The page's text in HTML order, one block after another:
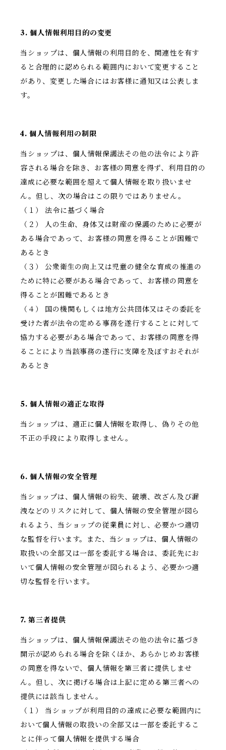
3. 個人情報利用目的の変更
当ショップは、個人情報の利用目的を、関連性を有す
ると合理的に認められる範囲内において変更すること
があり、変更した場合にはお客様に通知又は公表しま
す。
4. 個人情報利用の制限
当ショップは、個人情報保護法その他の法令により許
容される場合を除き、お客様の同意を得ず、利用目的の
達成に必要な範囲を超えて個人情報を取り扱いませ
ん。但し、次の場合はこの限りではありません。
（１） 法令に基づく場合
（２） 人の生命、身体又は財産の保護のために必要が
ある場合であって、お客様の同意を得ることが困難で
あるとき
（３） 公衆衛生の向上又は児童の健全な育成の推進の
ために特に必要がある場合であって、お客様の同意を
得ることが困難であるとき
（４） 国の機関もしくは地方公共団体又はその委託を
受けた者が法令の定める事務を遂行することに対して
協力する必要がある場合であって、お客様の同意を得
ることにより当該事務の遂行に支障を及ぼすおそれが
あるとき
5. 個人情報の適正な取得
当ショップは、適正に個人情報を取得し、偽りその他
不正の手段により取得しません。
6. 個人情報の安全管理
当ショップは、個人情報の紛失、破壊、改ざん及び漏
洩などのリスクに対して、個人情報の安全管理が図ら
れるよう、当ショップの従業員に対し、必要かつ適切
な監督を行います。また、当ショップは、個人情報の
取扱いの全部又は一部を委託する場合は、委託先にお
いて個人情報の安全管理が図られるよう、必要かつ適
切な監督を行います。
7. 第三者提供
当ショップは、個人情報保護法その他の法令に基づき
開示が認められる場合を除くほか、あらかじめお客様
の同意を得ないで、個人情報を第三者に提供しませ
ん。但し、次に掲げる場合は上記に定める第三者への
提供には該当しません。
（１） 当ショップが利用目的の達成に必要な範囲内に
おいて個人情報の取扱いの全部又は一部を委託するこ
とに伴って個人情報を提供する場合